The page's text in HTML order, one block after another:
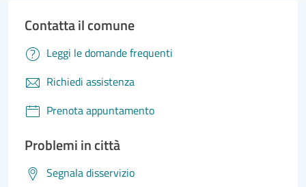
Contatta il comune
Leggi le domande frequenti
Richiedi assistenza
Prenota appuntamento
Problemi in città
Segnala disservizio